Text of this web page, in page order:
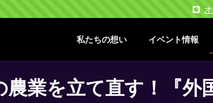
私たちの想い イベント情報
農業を立て直す！『外